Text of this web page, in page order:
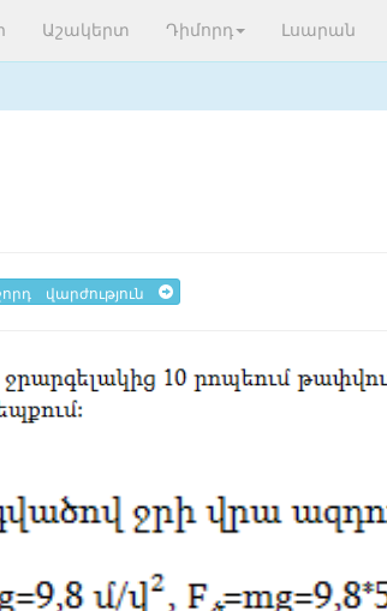
Աշակերտ Դիմորդ Լսարան
վարժություն